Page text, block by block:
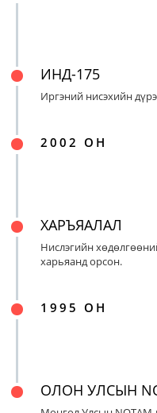
ИНД-175
Иргэний нисэхийн
2002 ОН
ХАРЪЯАЛАЛ
Нислэгийн
харьяанд орсон.
1995 ОН
ОЛОН УЛСЫН